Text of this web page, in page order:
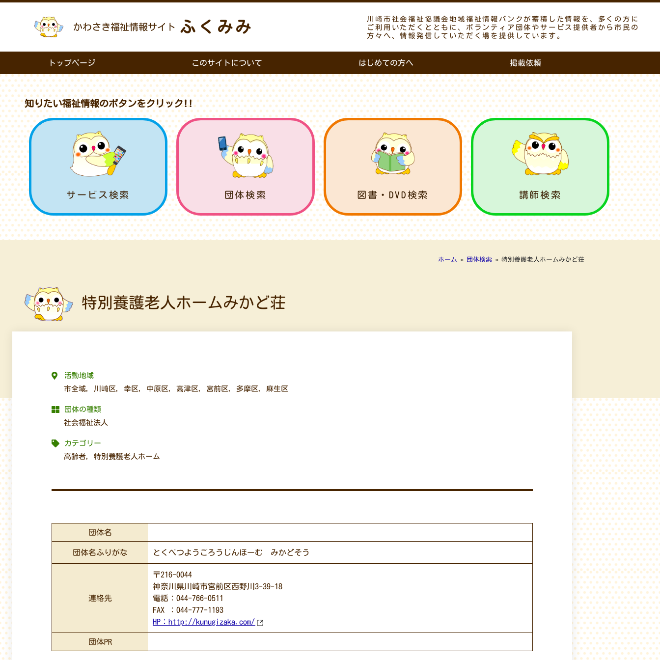
かわさき福祉情報サイト ふくみみ
川崎市社会福祉協議会地域福祉情報バンクが蓄積した情報を、多くの方に
ご利用いただくとともに、ボランティア団体やサービス提供者から市民の
方々へ、情報発信していただく場を提供しています。
トップページ このサイトについて はじめての方へ 掲載依頼
知りたい福祉情報のボタンをクリック!!
サービス検索 団体検索 図書・DVD検索 講師検索
ホーム » 団体検索 » 特別養護老人ホームみかど荘
特別養護老人ホームみかど荘
活動地域
市全域, 川崎区, 幸区, 中原区, 高津区, 宮前区, 多摩区, 麻生区
団体の種類
社会福祉法人
カテゴリー
高齢者, 特別養護老人ホーム
団体名
団体名ふりがな とくべつようごろうじんほーむ みかどそう
連絡先
〒216-0044
神奈川県川崎市宮前区西野川3-39-18
電話：044-766-0511
FAX ：044-777-1193
HP： http://kunugizaka.com/
団体PR